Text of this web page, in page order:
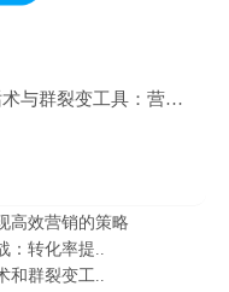
与群裂变工具：营销化率
高效营销的策略
：转化率提..
和群裂变工..